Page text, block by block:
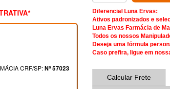
CRF/SP:Nº 57023
Diferencial Luna Ervas:
Ativos padronizados e
Luna Ervas Farmácia de
Todos os nossos
Deseja uma fórmula
Caso prefira, ligue em
Calcular Frete